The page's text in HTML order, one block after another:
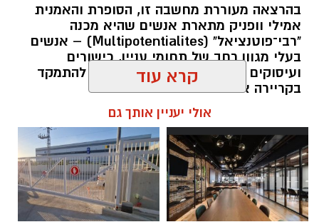
בהרצאה מעוררת מחשבה זו, הסופרת והאמנית
אמילי וופניק מתארת אנשים שהיא מכנה
"רבי־פוטנציאל" (Multipotentialites) – אנשים
בעלי מגוון רחב של תחומי עניין, כישורים
ועיסוקים שונים לאורך חייהם, במקום להתמקד
בקריירה אחת בלבד.
האם גם אתם כאלה?
אלדה נתנאל / 09:20 07.08.26
קרא עוד
אולי יעניין אותך גם